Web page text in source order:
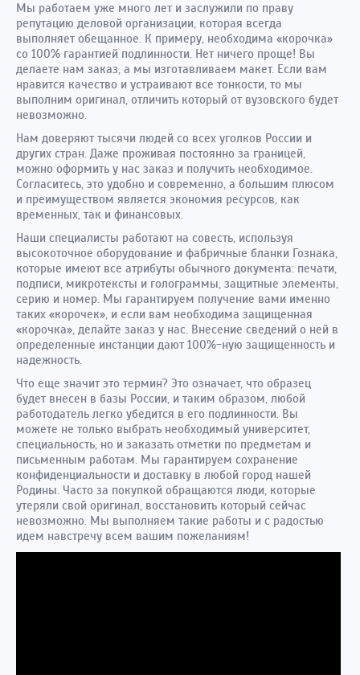
Мы работаем уже много лет и заслужили по праву
репутацию деловой организации, которая всегда
выполняет обещанное. К примеру, необходима «корочка»
со 100% гарантией подлинности. Нет ничего проще! Вы
делаете нам заказ, а мы изготавливаем макет. Если вам
нравится качество и устраивают все тонкости, то мы
выполним оригинал, отличить который от вузовского будет
невозможно.
Нам доверяют тысячи людей со всех уголков России и
других стран. Даже проживая постоянно за границей,
можно оформить у нас заказ и получить необходимое.
Согласитесь, это удобно и современно, а большим плюсом
и преимуществом является экономия ресурсов, как
временных, так и финансовых.
Наши специалисты работают на совесть, используя
высокоточное оборудование и фабричные бланки Гознака,
которые имеют все атрибуты обычного документа: печати,
подписи, микротексты и голограммы, защитные элементы,
серию и номер. Мы гарантируем получение вами именно
таких «корочек», и если вам необходима защищенная
«корочка», делайте заказ у нас. Внесение сведений о ней в
определенные инстанции дают 100%-ную защищенность и
надежность.
Что еще значит это термин? Это означает, что образец
будет внесен в базы России, и таким образом, любой
работодатель легко убедится в его подлинности. Вы
можете не только выбрать необходимый университет,
специальность, но и заказать отметки по предметам и
письменным работам. Мы гарантируем сохранение
конфиденциальности и доставку в любой город нашей
Родины. Часто за покупкой обращаются люди, которые
утеряли свой оригинал, восстановить который сейчас
невозможно. Мы выполняем такие работы и с радостью
идем навстречу всем вашим пожеланиям!